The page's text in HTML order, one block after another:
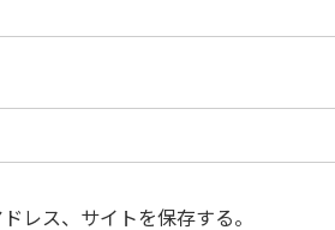
レス、サイトを保存する。